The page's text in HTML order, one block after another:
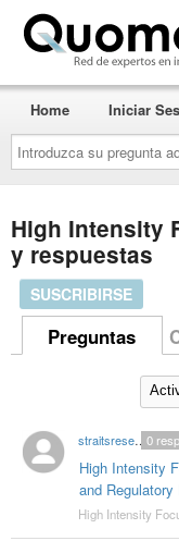
Introduzca
su
pregunta
aquí...
Home Iniciar
High Intensity
y respuestas
SUSCRIBIRSE
Preguntas
straitsresearchblogs
High Intensity
and
0
High Intensity